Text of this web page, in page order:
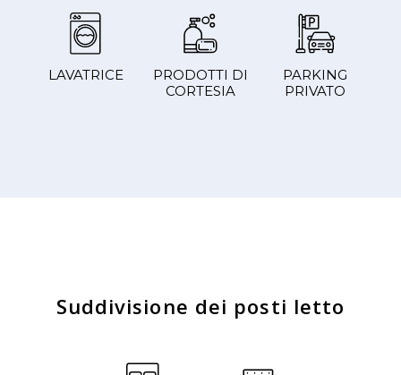
LAVATRICE
PRODOTTI DI
CORTESIA
PARKING
PRIVATO
Suddivisione dei posti letto